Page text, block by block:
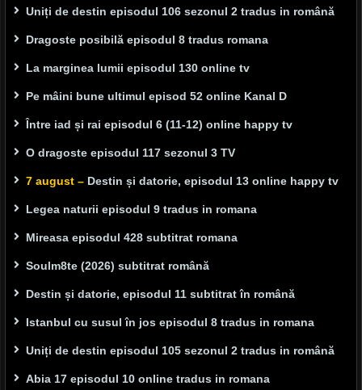
Uniți de destin episodul 106 sezonul 2 tradus in română
Dragoste posibilă episodul 8 tradus romana
La marginea lumii episodul 130 online tv
Pe mâini bune ultimul episod 52 online Kanal D
Între iad și rai episodul 6 (11-12) online happy tv
O dragoste episodul 117 sezonul 3 TV
7 august – Destin și datorie, episodul 13 online happy tv
Legea naturii episodul 9 tradus in romana
Mireasa episodul 428 subtitrat romana
Soulm8te (2026) subtitrat română
Destin și datorie, episodul 11 subtitrat în română
Istanbul cu susul în jos episodul 8 tradus in romana
Uniți de destin episodul 105 sezonul 2 tradus in română
Abia 17 episodul 10 online tradus in romana